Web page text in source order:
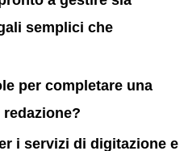
semplici che
per completare una
i servizi di digitazione e